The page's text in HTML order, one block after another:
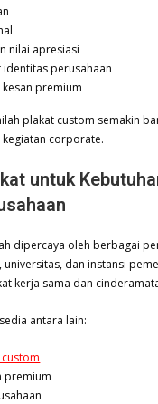
nilai apresiasi
perusahaan
premium
plakat custom semakin
corporate.
untuk
dipercaya oleh berbagai
universitas, dan instansi
kerja sama dan
antara lain:
premium